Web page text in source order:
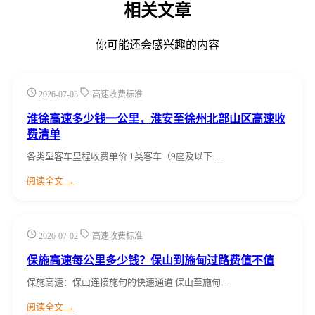
相关文章
你可能还会感兴趣的内容
2026-07-03 高速收费标准
淮徐高速多少钱一公里，淮安至徐州北部山区高速收
费清单
各类型客车里程收费单价 1类客车（9座及以下…
阅读全文 →
2026-07-02 高速收费标准
保施高速每公里多少钱？保山到施甸过路费值不值
保施高速：保山连接施甸的快速通道 保山至施甸…
阅读全文 →